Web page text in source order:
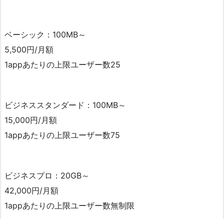
ベーシック：100MB～
5,500円/月額
1appあたりの上限ユーザー数25
ビジネススタンダード：100MB～
15,000円/月額
1appあたりの上限ユーザー数75
ビジネスプロ：20GB～
42,000円/月額
1appあたりの上限ユーザー数無制限